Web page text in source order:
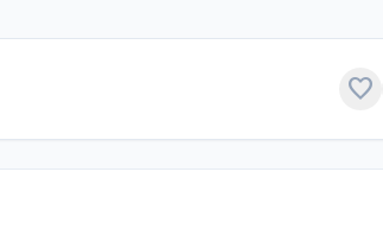
favorite